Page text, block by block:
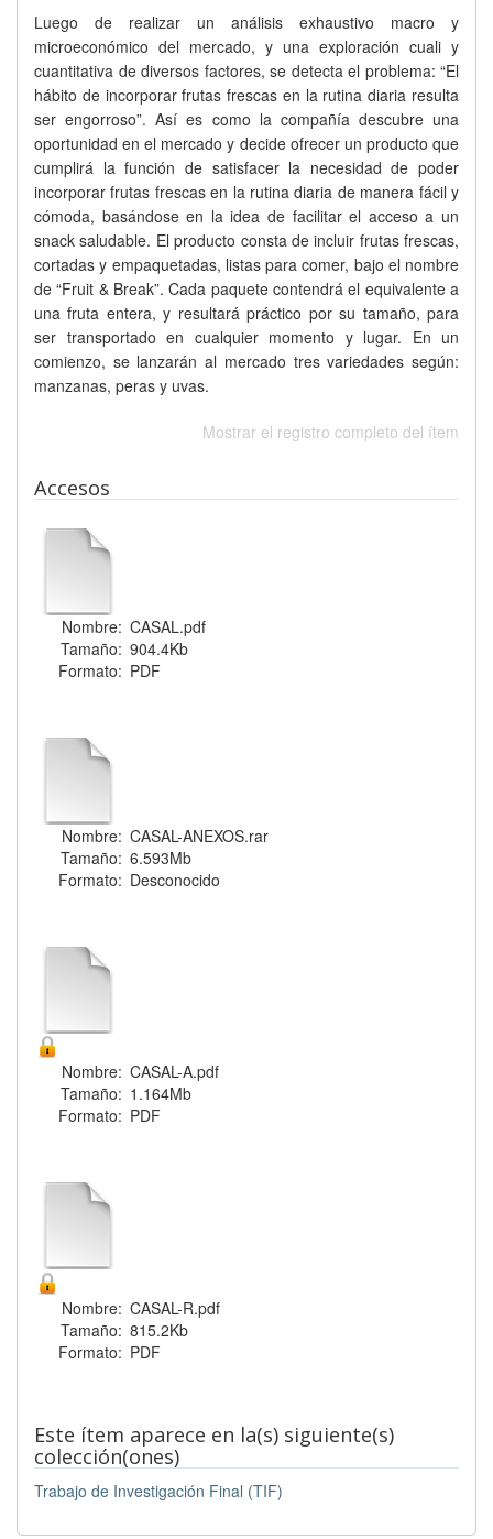
Luego de realizar un análisis exhaustivo macro y
microeconómico del mercado, y una exploración cuali y
cuantitativa de diversos factores, se detecta el problema: “El
hábito de incorporar frutas frescas en la rutina diaria resulta
ser engorroso”. Así es como la compañía descubre una
oportunidad en el mercado y decide ofrecer un producto que
cumplirá la función de satisfacer la necesidad de poder
incorporar frutas frescas en la rutina diaria de manera fácil y
cómoda, basándose en la idea de facilitar el acceso a un
snack saludable. El producto consta de incluir frutas frescas,
cortadas y empaquetadas, listas para comer, bajo el nombre
de “Fruit & Break”. Cada paquete contendrá el equivalente a
una fruta entera, y resultará práctico por su tamaño, para
ser transportado en cualquier momento y lugar. En un
comienzo, se lanzarán al mercado tres variedades según:
manzanas, peras y uvas.
Mostrar el registro completo del ítem
Accesos
Nombre: CASAL.pdf
Tamaño: 904.4Kb
Formato: PDF
Nombre: CASAL-ANEXOS.rar
Tamaño: 6.593Mb
Formato: Desconocido
Nombre: CASAL-A.pdf
Tamaño: 1.164Mb
Formato: PDF
Nombre: CASAL-R.pdf
Tamaño: 815.2Kb
Formato: PDF
Este ítem aparece en la(s) siguiente(s)
colección(ones)
Trabajo de Investigación Final (TIF)